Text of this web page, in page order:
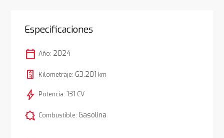
Especificaciones
calendar_today Año: 2024
Kilometraje: 63.201 km
bolt Potencia: 131 CV
comic_bubble Combustible: Gasolina